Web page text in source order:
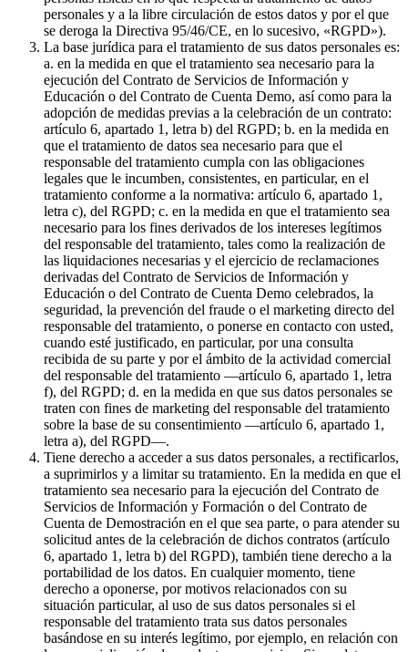
personales y a la libre circulación de estos datos y por el que
se deroga la Directiva 95/46/CE, en lo sucesivo, «RGPD»).
La base jurídica para el tratamiento de sus datos personales es:
a. en la medida en que el tratamiento sea necesario para la
ejecución del Contrato de Servicios de Información y
Educación o del Contrato de Cuenta Demo, así como para la
adopción de medidas previas a la celebración de un contrato:
artículo 6, apartado 1, letra b) del RGPD; b. en la medida en
que el tratamiento de datos sea necesario para que el
responsable del tratamiento cumpla con las obligaciones
legales que le incumben, consistentes, en particular, en el
tratamiento conforme a la normativa: artículo 6, apartado 1,
letra c), del RGPD; c. en la medida en que el tratamiento sea
necesario para los fines derivados de los intereses legítimos
del responsable del tratamiento, tales como la realización de
las liquidaciones necesarias y el ejercicio de reclamaciones
derivadas del Contrato de Servicios de Información y
Educación o del Contrato de Cuenta Demo celebrados, la
seguridad, la prevención del fraude o el marketing directo del
responsable del tratamiento, o ponerse en contacto con usted,
cuando esté justificado, en particular, por una consulta
recibida de su parte y por el ámbito de la actividad comercial
del responsable del tratamiento —artículo 6, apartado 1, letra
f), del RGPD; d. en la medida en que sus datos personales se
traten con fines de marketing del responsable del tratamiento
sobre la base de su consentimiento —artículo 6, apartado 1,
letra a), del RGPD—.
Tiene derecho a acceder a sus datos personales, a rectificarlos,
a suprimirlos y a limitar su tratamiento. En la medida en que el
tratamiento sea necesario para la ejecución del Contrato de
Servicios de Información y Formación o del Contrato de
Cuenta de Demostración en el que sea parte, o para atender su
solicitud antes de la celebración de dichos contratos (artículo
6, apartado 1, letra b) del RGPD), también tiene derecho a la
portabilidad de los datos. En cualquier momento, tiene
derecho a oponerse, por motivos relacionados con su
situación particular, al uso de sus datos personales si el
responsable del tratamiento trata sus datos personales
basándose en su interés legítimo, por ejemplo, en relación con